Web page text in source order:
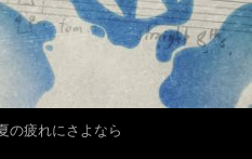
の疲れにさよなら